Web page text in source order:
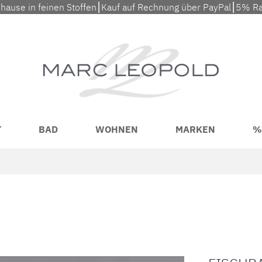
in feinen Stoffen⎮Kauf auf Rechnung über PayPal⎮5%
BAD WOHNEN MARKEN